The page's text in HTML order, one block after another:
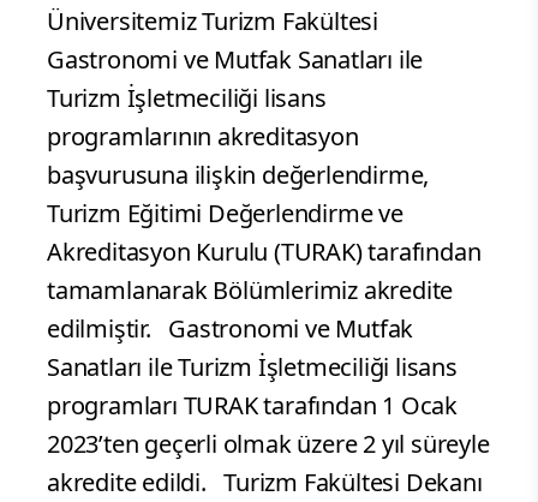
Üniversitemiz Turizm Fakültesi
Gastronomi ve Mutfak Sanatları ile
Turizm İşletmeciliği lisans
programlarının akreditasyon
başvurusuna ilişkin değerlendirme,
Turizm Eğitimi Değerlendirme ve
Akreditasyon Kurulu (TURAK) tarafından
tamamlanarak Bölümlerimiz akredite
edilmiştir. Gastronomi ve Mutfak
Sanatları ile Turizm İşletmeciliği lisans
programları TURAK tarafından 1 Ocak
2023’ten geçerli olmak üzere 2 yıl süreyle
akredite edildi. Turizm Fakültesi Dekanı